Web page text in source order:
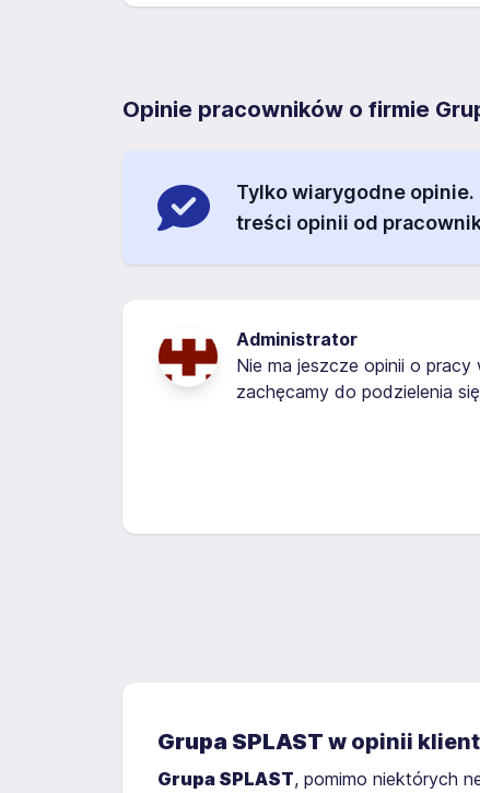
Opinie pracowników o firmie
Tylko wiarygodne
treści opinii od
Administrator
Nie ma jeszcze opinii o pracy
zachęcamy do podzielenia
Grupa SPLAST w opinii
Grupa SPLAST, pomimo niektórych